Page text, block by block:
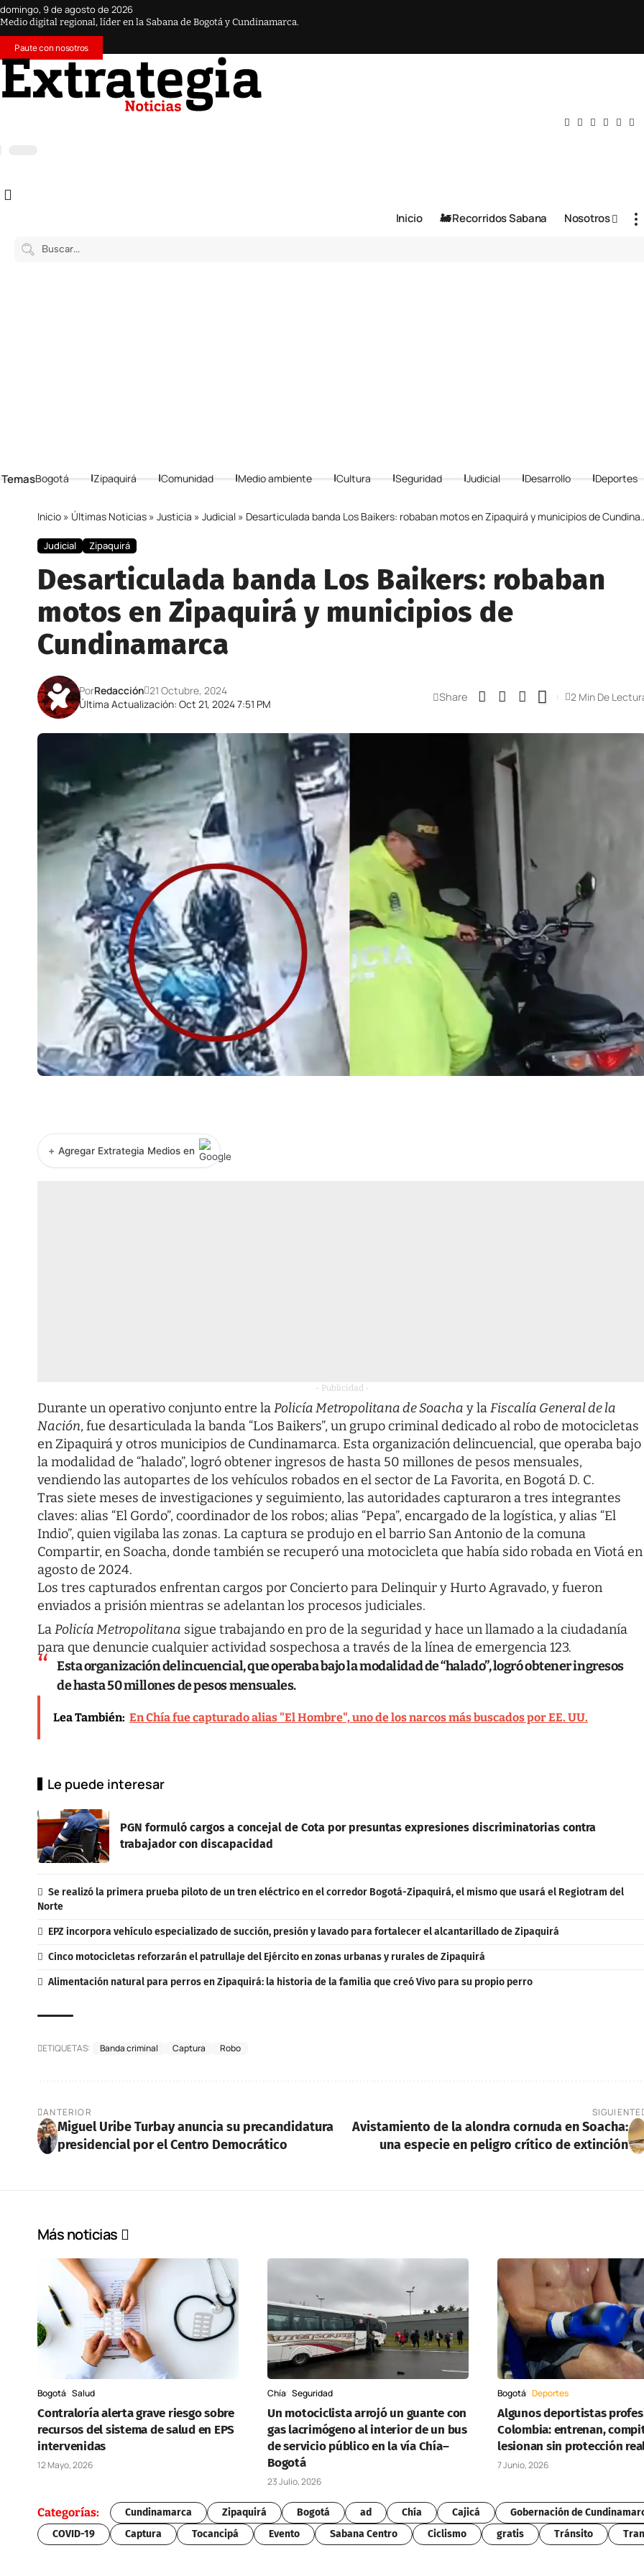
domingo, 9 de agosto de 2026
Medio digital regional, líder en la Sabana de Bogotá y Cundinamarca.
Paute con nosotros
Inicio 🚂 Recorridos Sabana Nosotros
Bogotá Zipaquirá Comunidad Medio ambiente Cultura Seguridad Judicial Desarrollo Deportes
Inicio » Últimas Noticias » Justicia » Judicial » Desarticulada banda Los Baikers: robaban motos en Zipaquirá y municipios de Cundinamarca
Judicial Zipaquirá
Desarticulada banda Los Baikers: robaban
motos en Zipaquirá y municipios de
Cundinamarca
Última Actualización: Oct 21, 2024 7:51 PM
PorRedacción 21 Octubre, 2024 Share 2 Min De
+ Agregar Extrategia Medios en
- Publicidad -
Durante un operativo conjunto entre laPolicía Metropolitana de Soacha y laFiscalía General de la
Nación, fue desarticulada la banda “Los Baikers”, un grupo criminal dedicado al robo de motocicletas
en Zipaquirá y otros municipios de Cundinamarca. Esta organización delincuencial, que operaba bajo
la modalidad de “halado”, logró obtener ingresos de hasta 50 millones de pesos mensuales,
vendiendo las autopartes de los vehículos robados en el sector de La Favorita, en Bogotá D. C.
Tras siete meses de investigaciones y seguimiento, las autoridades capturaron a tres integrantes
claves: alias “El Gordo”, coordinador de los robos; alias “Pepa”, encargado de la logística, y alias “El
Indio”, quien vigilaba las zonas. La captura se produjo en el barrio San Antonio de la comuna
Compartir, en Soacha, donde también se recuperó una motocicleta que había sido robada en Viotá en
agosto de 2024.
Los tres capturados enfrentan cargos por Concierto para Delinquir y Hurto Agravado, y fueron
enviados a prisión mientras se adelantan los procesos judiciales.
LaPolicía Metropolitana sigue trabajando en pro de la seguridad y hace un llamado a la ciudadanía
para que denuncie cualquier actividad sospechosa a través de la línea de emergencia 123.
Esta organización delincuencial, que operaba bajo la modalidad de “halado”, logró obtener ingresos
de hasta 50 millones de pesos mensuales.
Lea También: En Chía fue capturado alias "El Hombre", uno de los narcos más buscados por EE. UU.
Le puede interesar
PGN formuló cargos a concejal de Cota por presuntas expresiones discriminatorias contra
trabajador con discapacidad
Se realizó la primera prueba piloto de un tren eléctrico en el corredor Bogotá-Zipaquirá, el mismo que usará el Regiotram del
Norte
EPZ incorpora vehículo especializado de succión, presión y lavado para fortalecer el alcantarillado de Zipaquirá
Cinco motocicletas reforzarán el patrullaje del Ejército en zonas urbanas y rurales de Zipaquirá
Alimentación natural para perros en Zipaquirá: la historia de la familia que creó Vivo para su propio perro
ETIQUETAS: Banda criminal Captura Robo
ANTERIOR
Miguel Uribe Turbay anuncia su precandidatura
presidencial por el Centro Democrático
SIGUIENTE
Avistamiento de la alondra cornuda en Soacha:
una especie en peligro crítico de extinción
Más noticias
Bogotá Salud
Contraloría alerta grave riesgo sobre
recursos del sistema de salud en EPS
intervenidas
12 Mayo, 2026
Chía Seguridad
Un motociclista arrojó un guante con
gas lacrimógeno al interior de un bus
de servicio público en la vía Chía–
Bogotá
23 Julio, 2026
Bogotá Deportes
Algunos deportistas
Colombia: entrenan,
lesionan sin protección
7 Junio, 2026
Categorías: Cundinamarca Zipaquirá Bogotá ad Chía Cajicá Gobernación de
COVID-19
Captura Tocancipá Evento Sabana Centro Ciclismo gratis Tránsito